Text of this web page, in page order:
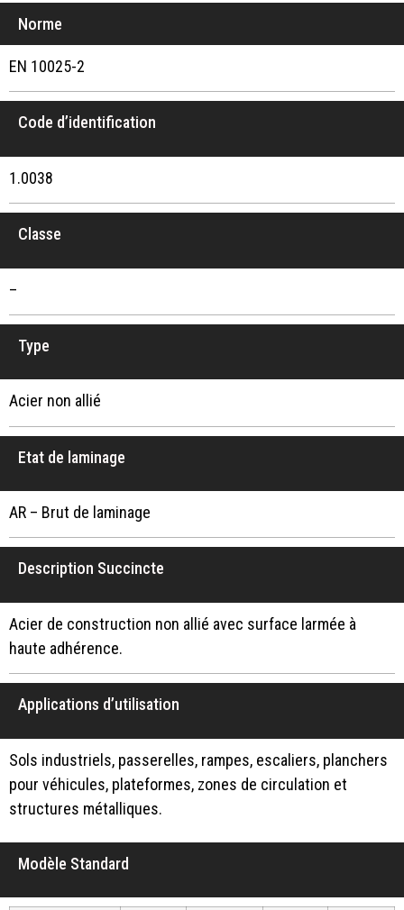
Norme
EN 10025-2
Code d’identification
1.0038
Classe
–
Type
Acier non allié
Etat de laminage
AR – Brut de laminage
Description Succincte
Acier de construction non allié avec surface larmée à
haute adhérence.
Applications d’utilisation
Sols industriels, passerelles, rampes, escaliers, planchers
pour véhicules, plateformes, zones de circulation et
structures métalliques.
Modèle Standard